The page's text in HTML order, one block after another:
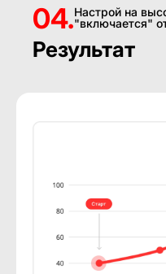
04.Настрой на
"включается"
Результат